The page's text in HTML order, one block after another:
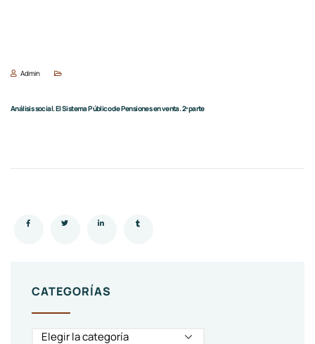
Admin
Análisis social. El Sistema Público de Pensiones en venta. 2ª parte
CATEGORÍAS